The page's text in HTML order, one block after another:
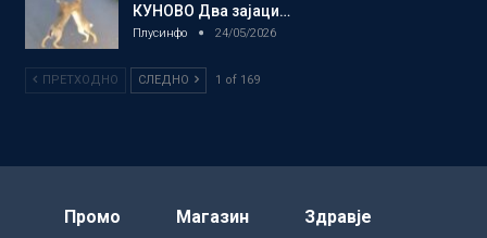
КУНОВО Два зајаци…
Плусинфо 24/05/2026
ПРЕТХОДНО СЛЕДНО 1 of 169
Промо Магазин Здравје